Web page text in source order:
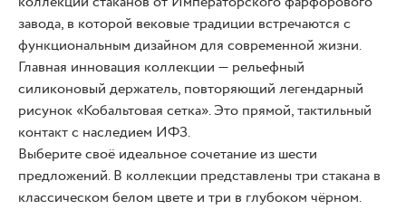
завода, в которой вековые традиции встречаются с
функциональным дизайном для современной жизни.
Главная инновация коллекции — рельефный
силиконовый держатель, повторяющий легендарный
рисунок «Кобальтовая сетка». Это прямой, тактильный
контакт с наследием ИФЗ.
Выберите своё идеальное сочетание из шести
предложений. В коллекции представлены три стакана в
классическом белом цвете и три в глубоком чёрном.